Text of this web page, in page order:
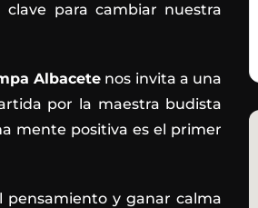
clave para cambiar nuestra
Albacete nos invita a una
por la maestra budista
mente positiva es el primer
pensamiento y ganar calma